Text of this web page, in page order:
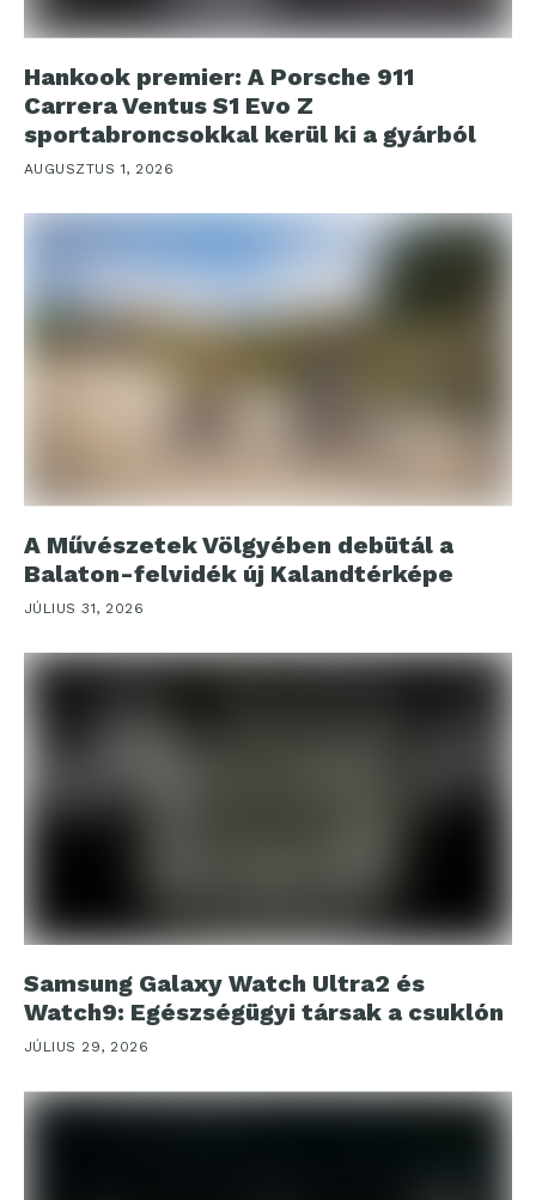
Hankook premier: A Porsche 911
Carrera Ventus S1 Evo Z
sportabroncsokkal kerül ki a gyárból
AUGUSZTUS 1, 2026
A Művészetek Völgyében debütál a
Balaton-felvidék új Kalandtérképe
JÚLIUS 31, 2026
Samsung Galaxy Watch Ultra2 és
Watch9: Egészségügyi társak a csuklón
JÚLIUS 29, 2026